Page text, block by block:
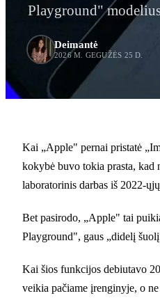
Playground"
Deimantė
2026 M. GEGUŽĖS 25 D.
Kai „Apple" pernai pristatė
kokybė buvo tokia prasta,
laboratorinis darbas iš 2022-
Bet pasirodo, „Apple" tai
Playground", gaus „didelį
Kai šios funkcijos debiutavo
veikia pačiame įrenginyje, o